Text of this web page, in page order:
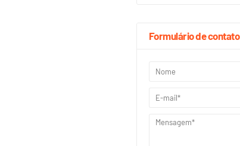
Formulário de contato